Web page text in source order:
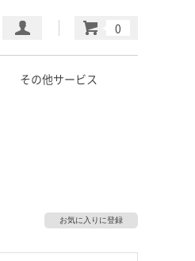
その他サービス
お気に入りに登録